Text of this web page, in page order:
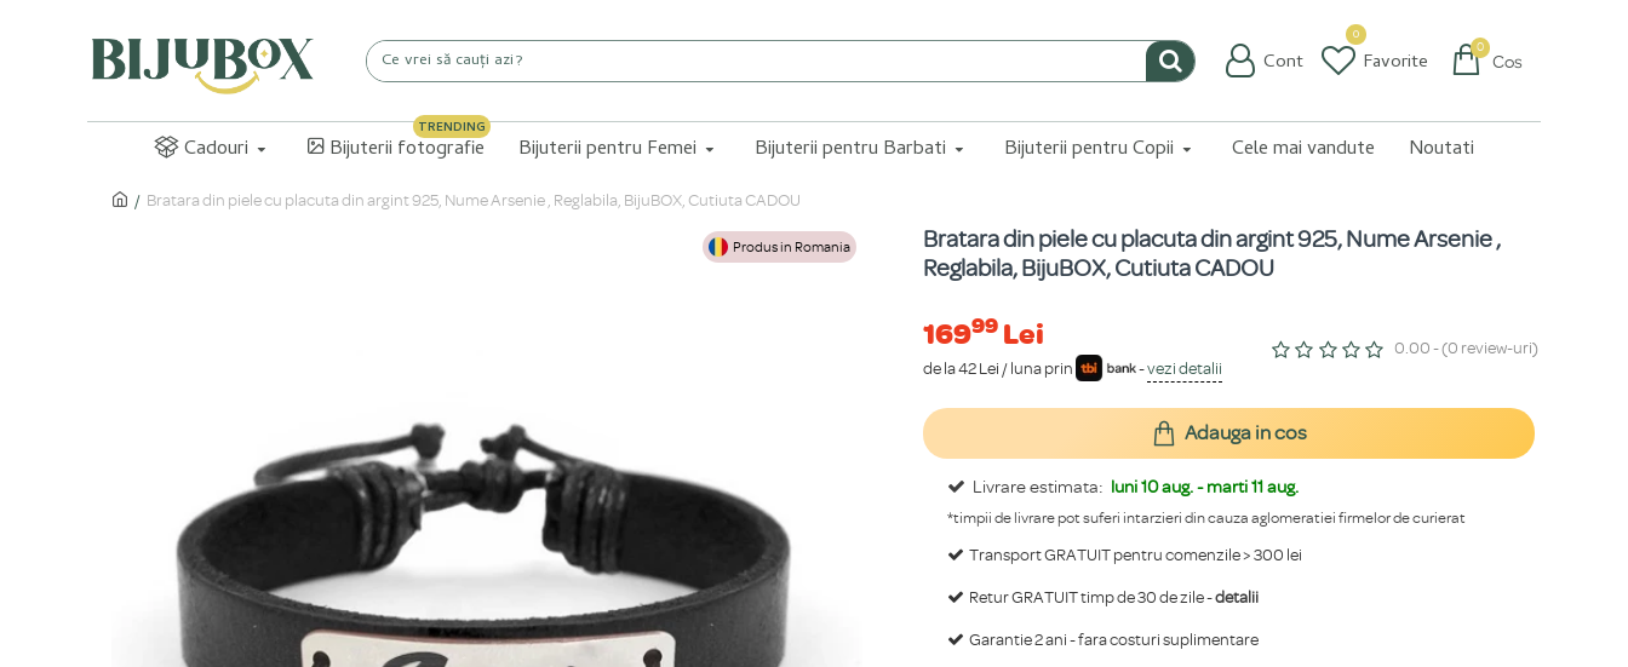
Cont Favorite
0
Coș
0
Cadouri Bijuterii fotografie
TRENDING
Bijuterii pentru Femei Bijuterii pentru Barbati Bijuterii pentru Copii Cele mai vandute Noutati
Bratara din piele cu placuta din argint 925, Nume Arsenie , Reglabila, BijuBOX, Cutiuta CADOU
Produs in Romania
Bratara din piele cu placuta din argint 925, Nume Arsenie ,
Reglabila, BijuBOX, Cutiuta CADOU
16999 Lei
de la 42 Lei / luna prin -vezi detalii
0.00 - (0 review-uri)
Livrare estimata: luni 10 aug. - marti 11 aug.
*timpii de livrare pot suferi intarzieri din cauza aglomeratiei firmelor de curierat
Transport GRATUIT pentru comenzile > 300 lei
Retur GRATUIT timp de 30 de zile -detalii
Garantie 2 ani - fara costuri suplimentare
Adauga in cos